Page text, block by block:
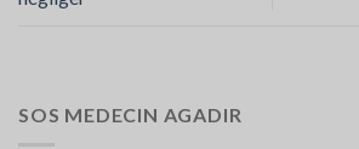
SOS MEDECIN AGADIR